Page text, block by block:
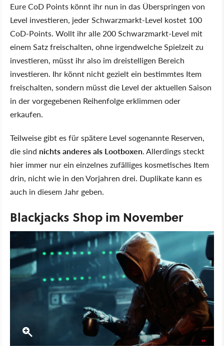
Eure CoD Points könnt ihr nun in das Überspringen von
Level investieren, jeder Schwarzmarkt-Level kostet 100
CoD-Points. Wollt ihr alle 200 Schwarzmarkt-Level mit
einem Satz freischalten, ohne irgendwelche Spielzeit zu
investieren, müsst ihr also im dreistelligen Bereich
investieren. Ihr könnt nicht gezielt ein bestimmtes Item
freischalten, sondern müsst die Level der aktuellen Saison
in der vorgegebenen Reihenfolge erklimmen oder
erkaufen.
Teilweise gibt es für spätere Level sogenannte Reserven,
die sind nichts anderes als Lootboxen. Allerdings steckt
hier immer nur ein einzelnes zufälliges kosmetisches Item
drin, nicht wie in den Vorjahren drei. Duplikate kann es
auch in diesem Jahr geben.
Blackjacks Shop im November